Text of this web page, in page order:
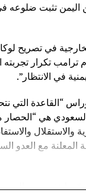
تثبت ضلوعه
في تصريح لوكالة
ترامب تكرار
في الانتظار”.
“القاعدة التي
هي “الحصار
والاستقلال
المعلنة مع العدو